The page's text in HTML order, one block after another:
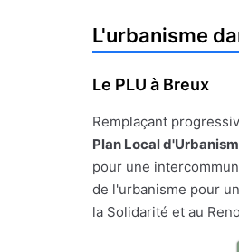
L'urbanisme
Le PLU à Breux
Remplaçant
Plan Local
pour une
de l'urbanisme pour
la Solidarité et au